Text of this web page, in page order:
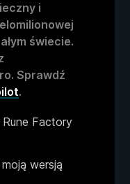
i
świecie.
Sprawdź
.
Factory
wersją